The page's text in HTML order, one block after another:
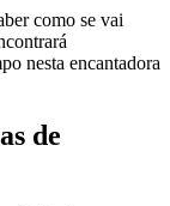
como se vai
nesta encantadora
de